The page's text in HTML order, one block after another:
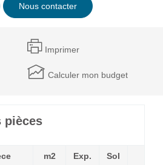
Nous contacter
Imprimer
Calculer mon budget
pièces
m2 Exp. Sol